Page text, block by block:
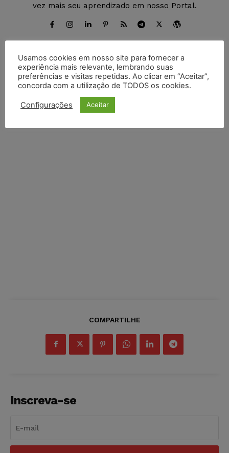
vez mais seu aprendizado em nosso Portal.
DEIXE UM COMENTÁRIO
Default Comments (0) Facebook Comments Disqus Comments
COMPARTILHE
Inscreva-se
Usamos cookies em nosso site para fornecer a
experiência mais relevante, lembrando suas
preferências e visitas repetidas. Ao clicar em “Aceitar”,
concorda com a utilização de TODOS os cookies.
Configurações Aceitar